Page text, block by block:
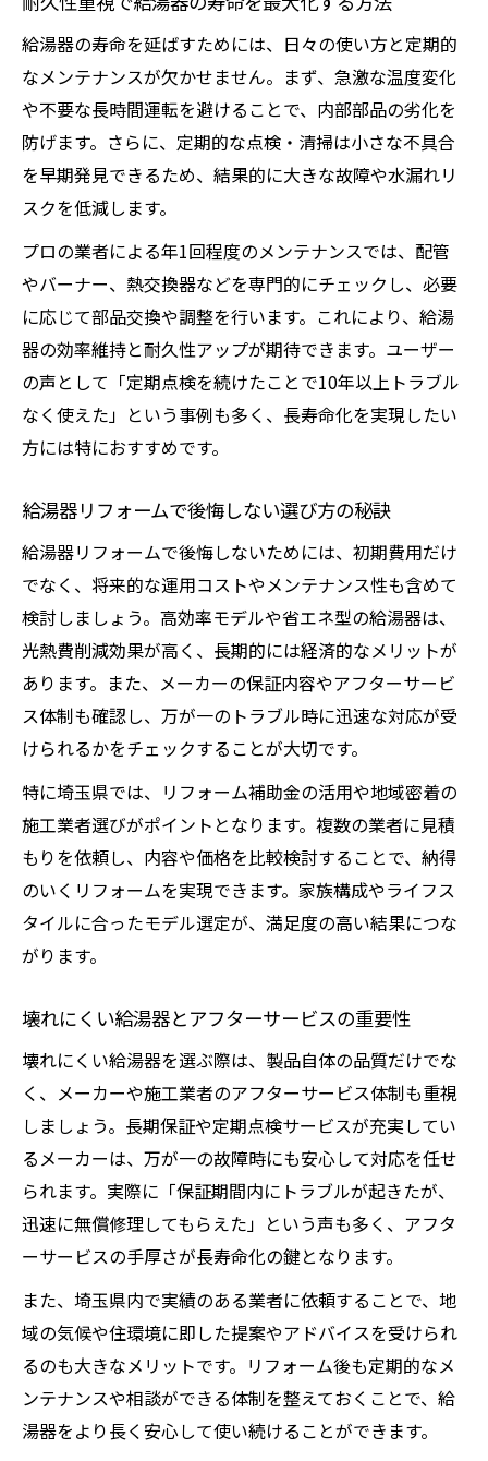
給湯器の寿命を延ばすためには、日々の使い方と定期的
なメンテナンスが欠かせません。まず、急激な温度変化
や不要な長時間運転を避けることで、内部部品の劣化を
防げます。さらに、定期的な点検・清掃は小さな不具合
を早期発見できるため、結果的に大きな故障や水漏れリ
スクを低減します。
プロの業者による年1回程度のメンテナンスでは、配管
やバーナー、熱交換器などを専門的にチェックし、必要
に応じて部品交換や調整を行います。これにより、給湯
器の効率維持と耐久性アップが期待できます。ユーザー
の声として「定期点検を続けたことで10年以上トラブル
なく使えた」という事例も多く、長寿命化を実現したい
方には特におすすめです。
給湯器リフォームで後悔しない選び方の秘訣
給湯器リフォームで後悔しないためには、初期費用だけ
でなく、将来的な運用コストやメンテナンス性も含めて
検討しましょう。高効率モデルや省エネ型の給湯器は、
光熱費削減効果が高く、長期的には経済的なメリットが
あります。また、メーカーの保証内容やアフターサービ
ス体制も確認し、万が一のトラブル時に迅速な対応が受
けられるかをチェックすることが大切です。
特に埼玉県では、リフォーム補助金の活用や地域密着の
施工業者選びがポイントとなります。複数の業者に見積
もりを依頼し、内容や価格を比較検討することで、納得
のいくリフォームを実現できます。家族構成やライフス
タイルに合ったモデル選定が、満足度の高い結果につな
がります。
壊れにくい給湯器とアフターサービスの重要性
壊れにくい給湯器を選ぶ際は、製品自体の品質だけでな
く、メーカーや施工業者のアフターサービス体制も重視
しましょう。長期保証や定期点検サービスが充実してい
るメーカーは、万が一の故障時にも安心して対応を任せ
られます。実際に「保証期間内にトラブルが起きたが、
迅速に無償修理してもらえた」という声も多く、アフタ
ーサービスの手厚さが長寿命化の鍵となります。
また、埼玉県内で実績のある業者に依頼することで、地
域の気候や住環境に即した提案やアドバイスを受けられ
るのも大きなメリットです。リフォーム後も定期的なメ
ンテナンスや相談ができる体制を整えておくことで、給
湯器をより長く安心して使い続けることができます。